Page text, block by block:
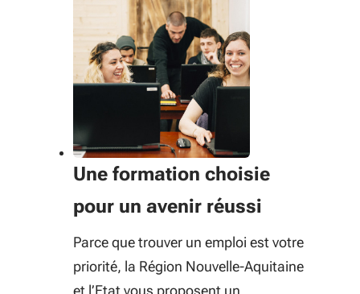
Une formation choisie
pour un avenir réussi
Parce que trouver un emploi est votre
priorité, la Région Nouvelle-Aquitaine
et l’Etat vous proposent un